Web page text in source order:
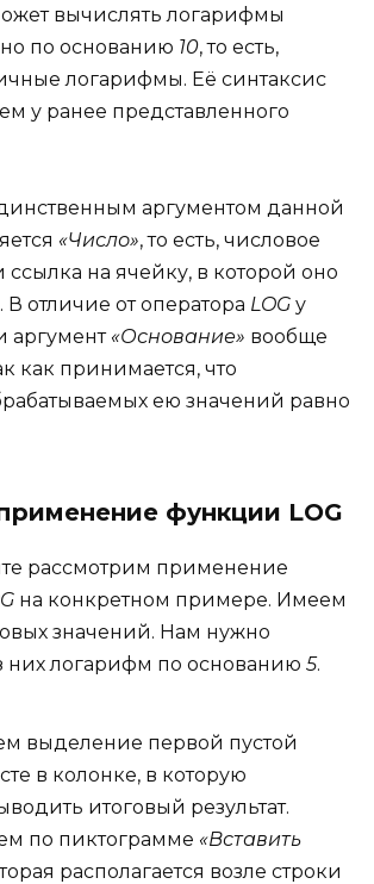
вычислять логарифмы
по основанию 10, то есть,
логарифмы. Её синтаксис
у ранее представленного
аргументом данной
«Число», то есть, числовое
на ячейку, в которой оно
отличие от оператора LOG у
аргумент «Основание» вообще
как принимается, что
ею значений равно
функции LOG
рассмотрим применение
на конкретном примере. Имеем
значений. Нам нужно
них логарифм по основанию 5.
выделение первой пустой
в колонке, в которую
итоговый результат.
по пиктограмме «Вставить
располагается возле строки